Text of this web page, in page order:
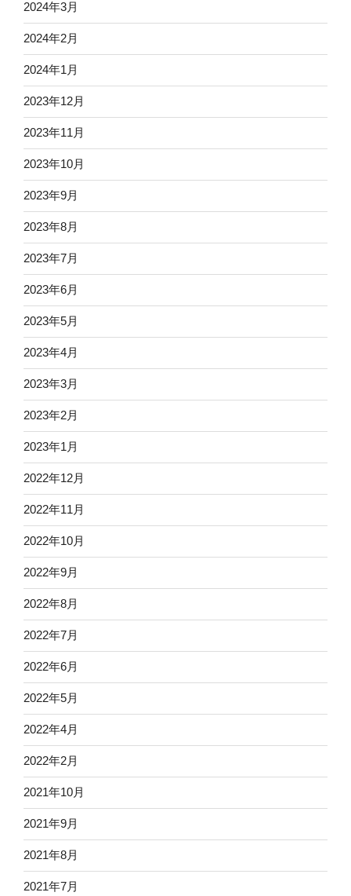
2024年3月
2024年2月
2024年1月
2023年12月
2023年11月
2023年10月
2023年9月
2023年8月
2023年7月
2023年6月
2023年5月
2023年4月
2023年3月
2023年2月
2023年1月
2022年12月
2022年11月
2022年10月
2022年9月
2022年8月
2022年7月
2022年6月
2022年5月
2022年4月
2022年2月
2021年10月
2021年9月
2021年8月
2021年7月